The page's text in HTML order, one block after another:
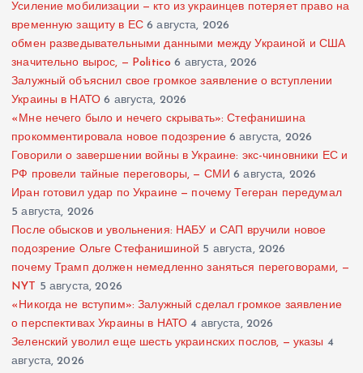
Усиление мобилизации — кто из украинцев потеряет право на
временную защиту в ЕС 6 августа, 2026
обмен разведывательными данными между Украиной и США
значительно вырос, — Politico 6 августа, 2026
Залужный объяснил свое громкое заявление о вступлении
Украины в НАТО 6 августа, 2026
«Мне нечего было и нечего скрывать»: Стефанишина
прокомментировала новое подозрение 6 августа, 2026
Говорили о завершении войны в Украине: экс-чиновники ЕС и
РФ провели тайные переговоры, — СМИ 6 августа, 2026
Иран готовил удар по Украине — почему Тегеран передумал
5 августа, 2026
После обысков и увольнения: НАБУ и САП вручили новое
подозрение Ольге Стефанишиной 5 августа, 2026
почему Трамп должен немедленно заняться переговорами, —
NYT 5 августа, 2026
«Никогда не вступим»: Залужный сделал громкое заявление
о перспективах Украины в НАТО 4 августа, 2026
Зеленский уволил еще шесть украинских послов, — указы 4
августа, 2026